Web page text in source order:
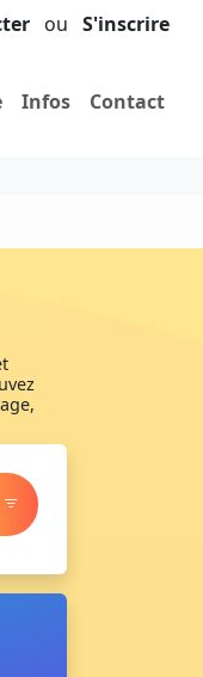
ou S'inscrire
Infos Contact